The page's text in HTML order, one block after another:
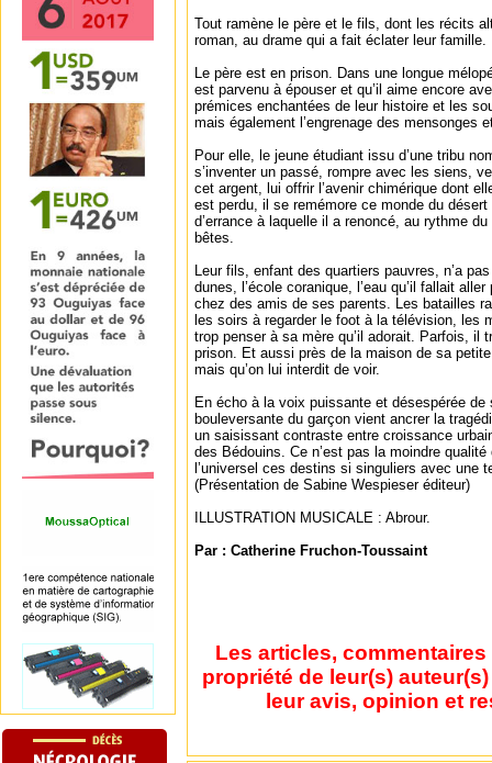
Tout ramène le père et le fils, dont les récits
roman, au drame qui a fait éclater leur famille.
Le père est en prison. Dans une longue
est parvenu à épouser et qu’il aime encore
prémices enchantées de leur histoire et les
mais également l’engrenage des mensonges
Pour elle, le jeune étudiant issu d’une tribu
s’inventer un passé, rompre avec les siens,
cet argent, lui offrir l’avenir chimérique dont
est perdu, il se remémore ce monde du désert
d’errance à laquelle il a renoncé, au rythme
bêtes.
Leur fils, enfant des quartiers pauvres, n’a
dunes, l’école coranique, l’eau qu’il fallait
chez des amis de ses parents. Les batailles
les soirs à regarder le foot à la télévision, les
trop penser à sa mère qu’il adorait. Parfois, il
prison. Et aussi près de la maison de sa
mais qu’on lui interdit de voir.
En écho à la voix puissante et désespérée
bouleversante du garçon vient ancrer la
un saisissant contraste entre croissance
des Bédouins. Ce n’est pas la moindre
l’universel ces destins si singuliers avec une
(Présentation de Sabine Wespieser éditeur)
ILLUSTRATION MUSICALE : Abrour.
Par : Catherine Fruchon-Toussaint
Les articles,
propriété de leur(s)
leur avis, opinion et